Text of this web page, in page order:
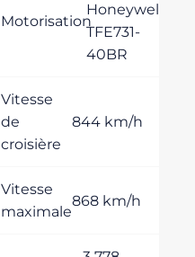
Motorisation
Honeywell
TFE731-
40BR
Vitesse
de
croisière
844 km/h
Vitesse
maximale
868 km/h